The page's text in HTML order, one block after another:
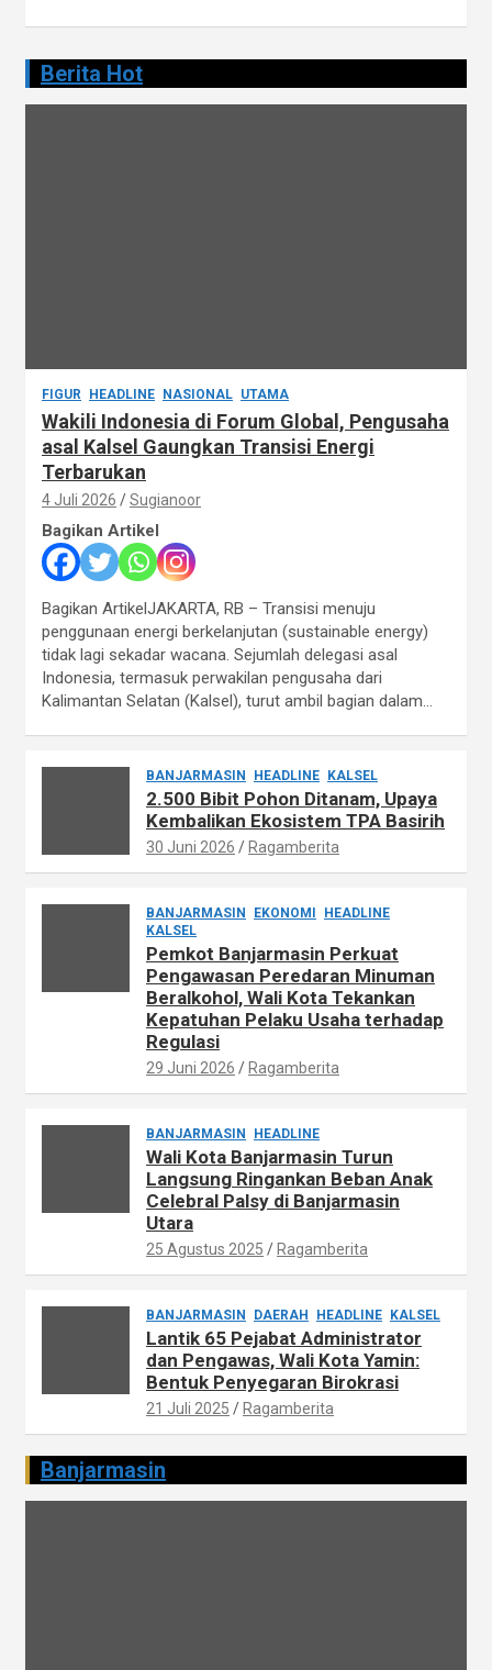
Berita Hot
FIGUR HEADLINE NASIONAL UTAMA
Wakili Indonesia di Forum Global, Pengusaha
asal Kalsel Gaungkan Transisi Energi
Terbarukan
4 Juli 2026 Sugianoor
Bagikan Artikel
Bagikan ArtikelJAKARTA, RB – Transisi menuju
penggunaan energi berkelanjutan (sustainable energy)
tidak lagi sekadar wacana. Sejumlah delegasi asal
Indonesia, termasuk perwakilan pengusaha dari
Kalimantan Selatan (Kalsel), turut ambil bagian dalam…
BANJARMASIN HEADLINE KALSEL
2.500 Bibit Pohon Ditanam, Upaya
Kembalikan Ekosistem TPA Basirih
30 Juni 2026 Ragamberita
BANJARMASIN EKONOMI
HEADLINE
KALSEL
Pemkot Banjarmasin Perkuat
Pengawasan Peredaran Minuman
Beralkohol, Wali Kota Tekankan
Kepatuhan Pelaku Usaha terhadap
Regulasi
29 Juni 2026 Ragamberita
BANJARMASIN HEADLINE
Wali Kota Banjarmasin Turun
Langsung Ringankan Beban Anak
Celebral Palsy di Banjarmasin
Utara
25 Agustus 2025 Ragamberita
BANJARMASIN DAERAH HEADLINE KALSEL
Lantik 65 Pejabat Administrator
dan Pengawas, Wali Kota Yamin:
Bentuk Penyegaran Birokrasi
21 Juli 2025 Ragamberita
Banjarmasin